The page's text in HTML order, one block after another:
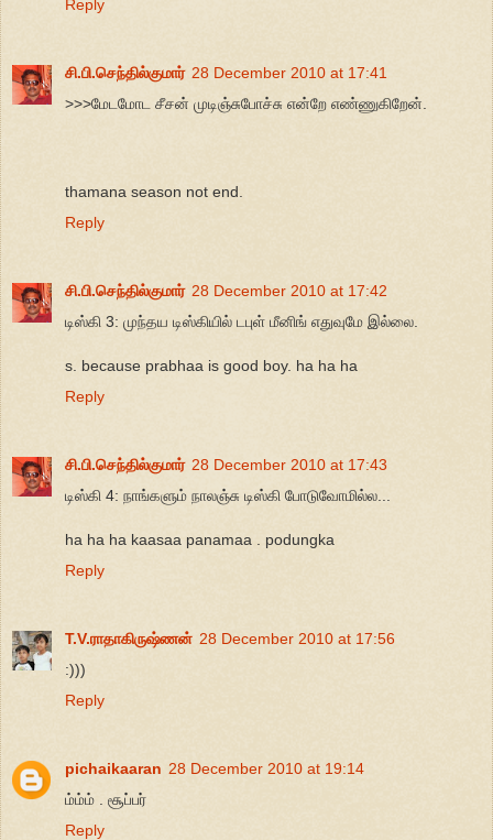
Reply
சி.பி.செந்தில்குமார் 28 December 2010 at 17:41
>>>மேடமோட சீசன் முடிஞ்சுபோச்சு என்றே எண்ணுகிறேன்.
thamana season not end.
Reply
சி.பி.செந்தில்குமார் 28 December 2010 at 17:42
டிஸ்கி 3: முந்தய டிஸ்கியில் டபுள் மீனிங் எதுவுமே இல்லை.
s. because prabhaa is good boy. ha ha ha
Reply
சி.பி.செந்தில்குமார் 28 December 2010 at 17:43
டிஸ்கி 4: நாங்களும் நாலஞ்சு டிஸ்கி போடுவோமில்ல...
ha ha ha kaasaa panamaa . podungka
Reply
T.V.ராதாகிருஷ்ணன் 28 December 2010 at 17:56
:)))
Reply
pichaikaaran 28 December 2010 at 19:14
ம்ம்ம் . சூப்பர்
Reply